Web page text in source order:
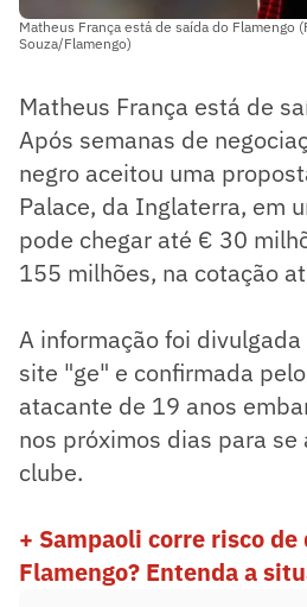
Matheus França está de saída do Flamengo
Souza/Flamengo)
Matheus França está de
Após semanas de
negro aceitou uma
Palace, da Inglaterra, em
pode chegar até € 30
155 milhões, na cotação
A informação foi
site "ge" e confirmada pelo
atacante de 19 anos
nos próximos dias para
clube.
+ Sampaoli corre risco de
Flamengo? Entenda a